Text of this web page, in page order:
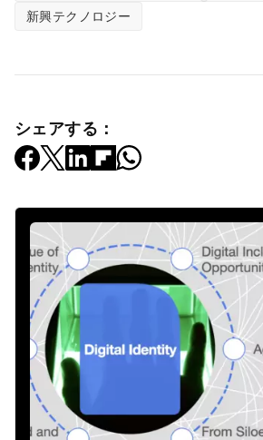
新興テクノロジー
シェアする：